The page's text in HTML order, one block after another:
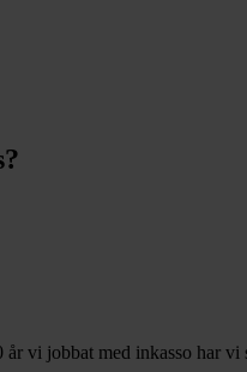
vi jobbat med inkasso har